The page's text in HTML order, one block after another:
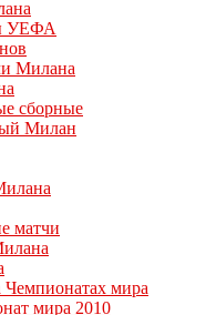
УЕФА
Милана
сборные
Милан
матчи
Чемпионатах мира
мира 2010